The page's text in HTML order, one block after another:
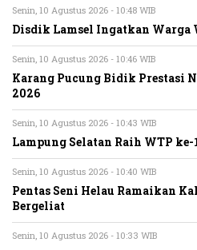
Senin, 10 Agustus 2026 - 10:48 WIB
Disdik Lamsel Ingatkan Warga
Senin, 10 Agustus 2026 - 10:46 WIB
Karang Pucung Bidik Prestasi
2026
Senin, 10 Agustus 2026 - 10:43 WIB
Lampung Selatan Raih WTP
Senin, 10 Agustus 2026 - 10:40 WIB
Pentas Seni Helau Ramaikan
Bergeliat
Senin, 10 Agustus 2026 - 10:33 WIB